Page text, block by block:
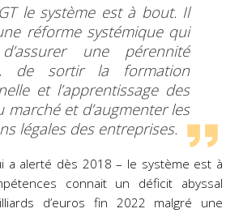
le système est à bout. Il
réforme systémique qui
une pérennité
de sortir la formation
et l’apprentissage des
marché et d’augmenter les
légales des entreprises.
a alerté dès 2018 – le système est à
connait un déficit abyssal
d’euros fin 2022 malgré une